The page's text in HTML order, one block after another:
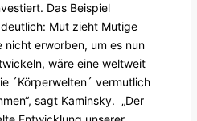
Das Beispiel
Mut zieht Mutige
nicht erworben, um es nun
wäre eine weltweit
´Körperwelten´ vermutlich
sagt Kaminsky. „Der